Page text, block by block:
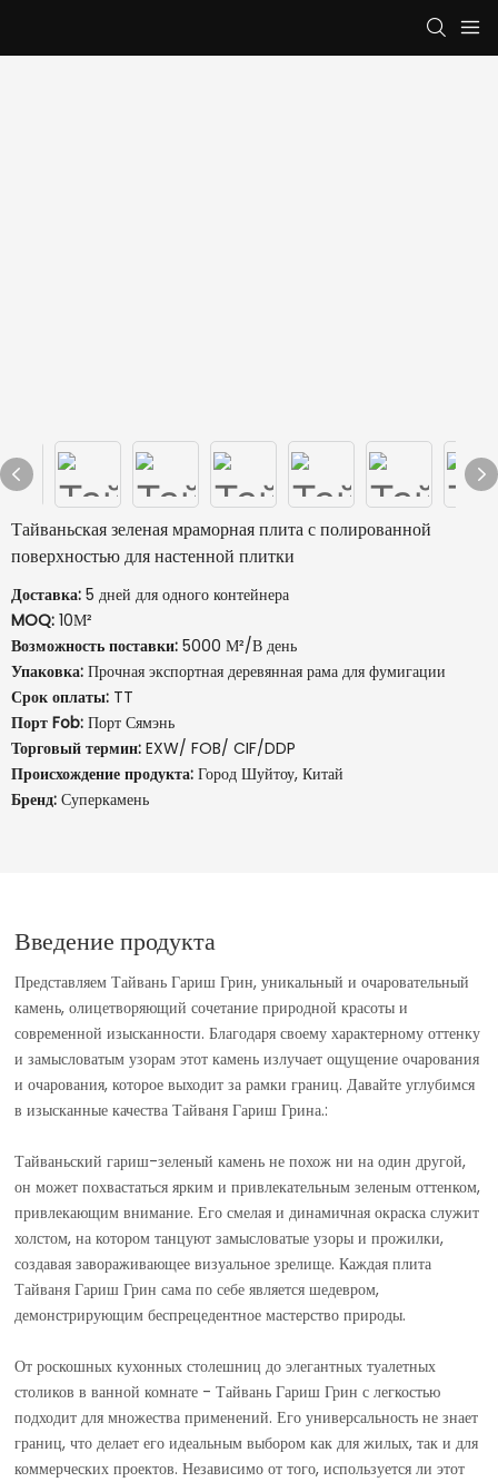
Тайваньская зеленая мраморная плита с полированной
поверхностью для настенной плитки
Доставка: 5 дней для одного контейнера
MOQ: 10М²
Возможность поставки: 5000 М²/В день
Упаковка: Прочная экспортная деревянная рама для фумигации
Срок оплаты: TT
Порт Fob: Порт Сямэнь
Торговый термин: EXW/ FOB/ CIF/DDP
Происхождение продукта: Город Шуйтоу, Китай
Бренд: Суперкамень
Введение продукта
Представляем Тайвань Гариш Грин, уникальный и очаровательный
камень, олицетворяющий сочетание природной красоты и
современной изысканности. Благодаря своему характерному оттенку
и замысловатым узорам этот камень излучает ощущение очарования
и очарования, которое выходит за рамки границ. Давайте углубимся
в изысканные качества Тайваня Гариш Грина.:
Тайваньский гариш-зеленый камень не похож ни на один другой,
он может похвастаться ярким и привлекательным зеленым оттенком,
привлекающим внимание. Его смелая и динамичная окраска служит
холстом, на котором танцуют замысловатые узоры и прожилки,
создавая завораживающее визуальное зрелище. Каждая плита
Тайваня Гариш Грин сама по себе является шедевром,
демонстрирующим беспрецедентное мастерство природы.
От роскошных кухонных столешниц до элегантных туалетных
столиков в ванной комнате - Тайвань Гариш Грин с легкостью
подходит для множества применений. Его универсальность не знает
границ, что делает его идеальным выбором как для жилых, так и для
коммерческих проектов. Независимо от того, используется ли этот